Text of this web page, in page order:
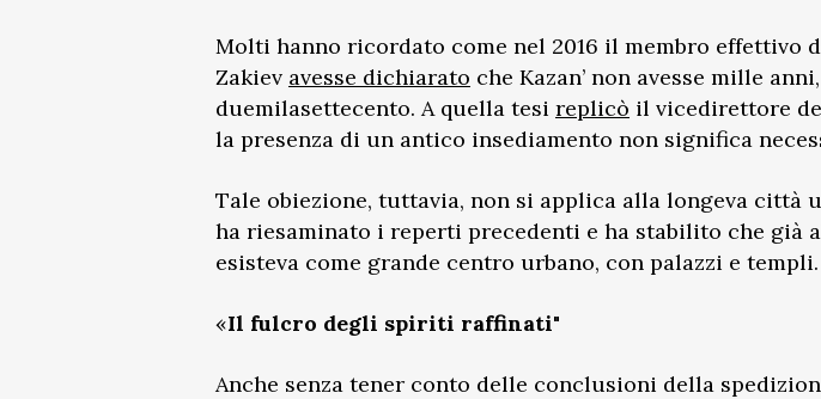
Molti hanno ricordato come nel 2016 il membro effettivo
Zakiev avesse dichiarato che Kazan’ non avesse mille
duemilasettecento. A quella tesi replicò il vicedirettore
la presenza di un antico insediamento non significa
Tale obiezione, tuttavia, non si applica alla longeva città
ha riesaminato i reperti precedenti e ha stabilito che già
esisteva come grande centro urbano, con palazzi e templi.
«Il fulcro degli spiriti raffinati"
Anche senza tener conto delle conclusioni della